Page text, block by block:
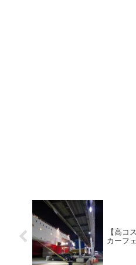
【高コ
カーフ